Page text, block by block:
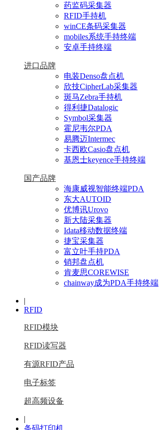
药监码采集器
RFID手持机
winCE条码采集器
mobiles系统手持终端
安卓手持终端
进口品牌
电装Denso盘点机
欣技CipherLab采集器
斑马Zebra手持机
得利捷Datalogic
Symbol采集器
霍尼韦尔PDA
易腾迈Intermec
卡西欧Casio盘点机
基恩士keyence手持终端
国产品牌
海康威视智能终端PDA
东大AUTOID
优博讯Urovo
新大陆采集器
Idata移动数据终端
捷宝采集器
富立叶手持PDA
销邦盘点机
肯麦思COREWISE
chainway成为PDA手持终端
|
RFID
RFID模块
RFID读写器
有源RFID产品
电子标签
超高频设备
|
条码打印机